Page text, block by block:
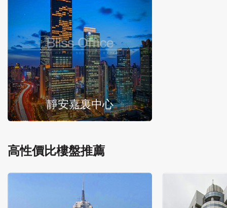
靜安嘉裏中心
高性價比樓盤推薦